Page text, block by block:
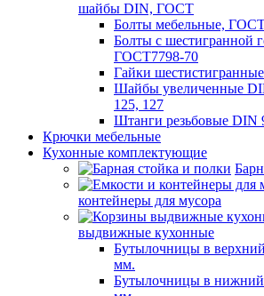
шайбы DIN, ГОСТ
Болты мебельные, ГОСТ
Болты с шестигранной
ГОСТ7798-70
Гайки шестистигранные
Шайбы увеличенные
125, 127
Штанги резьбовые DIN
Крючки мебельные
Кухонные комплектующие
контейнеры для мусора
выдвижные кухонные
Бутылочницы в
мм.
Бутылочницы в нижний